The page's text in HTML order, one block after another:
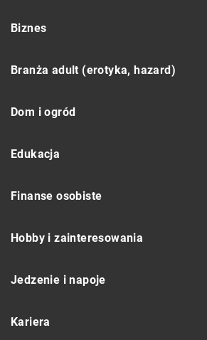
Biznes
Branża adult (erotyka, hazard)
Dom i ogród
Edukacja
Finanse osobiste
Hobby i zainteresowania
Jedzenie i napoje
Kariera